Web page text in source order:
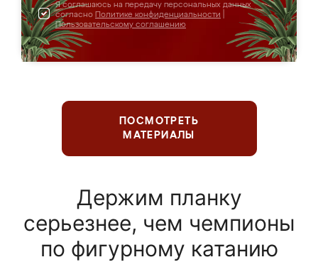
Я соглашаюсь на передачу персональных данных
согласно Политике конфиденциальности
Пользовательскому соглашению
ПОСМОТРЕТЬ
МАТЕРИАЛЫ
Держим планку
серьезнее, чем чемпионы
по фигурному катанию